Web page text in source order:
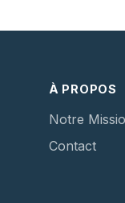
À PROPOS
Notre
Contact